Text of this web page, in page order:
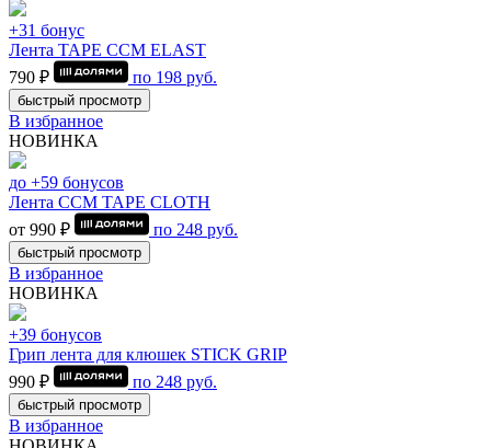
+31 бонус
Лента TAPE CCM ELAST
790 ₽
по 198 руб.
быстрый просмотр
В избранное
НОВИНКА
до +59 бонусов
Лента CCM TAPE CLOTH
от 990 ₽
по 248 руб.
быстрый просмотр
В избранное
НОВИНКА
+39 бонусов
Грип лента для клюшек STICK GRIP
990 ₽
по 248 руб.
быстрый просмотр
В избранное